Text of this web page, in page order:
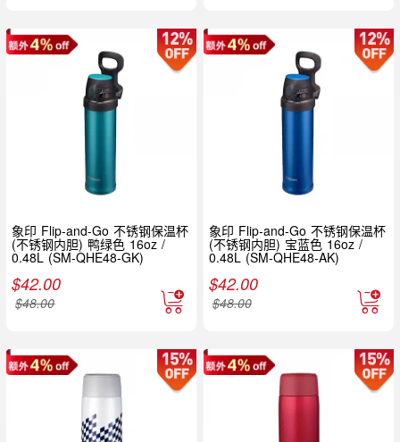
象印 Flip-and-Go 不锈钢保温杯
(不锈钢内胆) 鸭绿色 16oz /
0.48L (SM-QHE48-GK)
$42.00
$48.00
象印 Flip-and-Go 不锈钢保温杯
(不锈钢内胆) 宝蓝色 16oz /
0.48L (SM-QHE48-AK)
$42.00
$48.00